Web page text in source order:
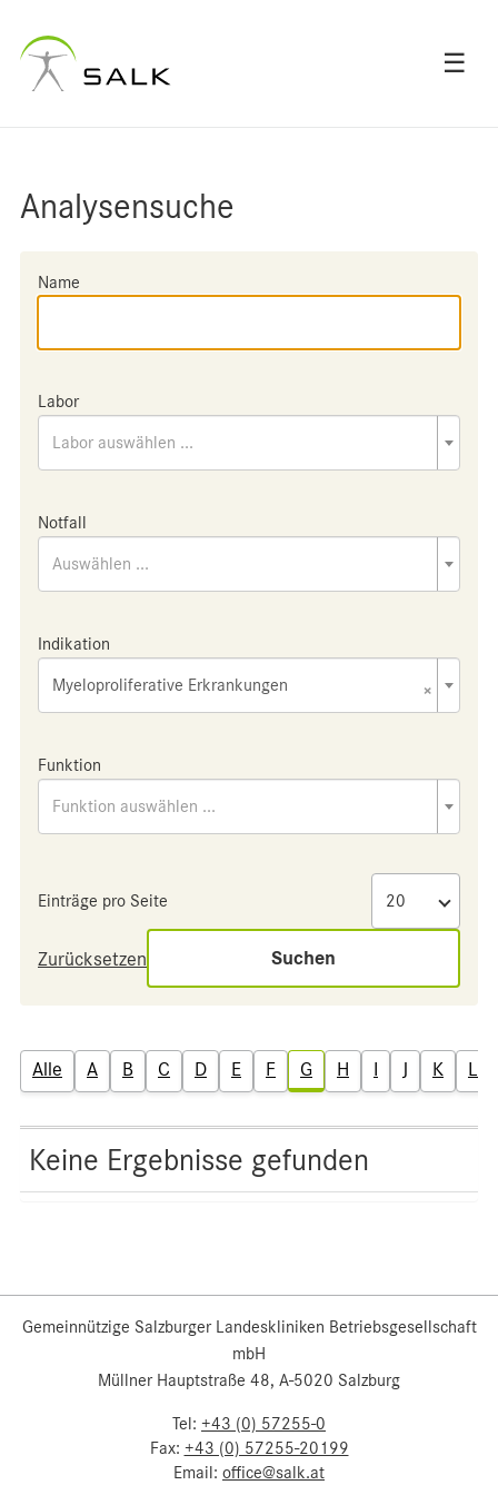
☰
Analysensuche
Name
Labor
Labor auswählen ...
Notfall
Auswählen ...
Indikation
×
Myeloproliferative Erkrankungen
Funktion
Funktion auswählen ...
Einträge pro Seite
Zurücksetzen Suchen
Alle A B C D E F G H I J K L
Keine Ergebnisse gefunden
Gemeinnützige Salzburger Landeskliniken Betriebsgesellschaft
mbH
Müllner Hauptstraße 48, A-5020 Salzburg
Tel: +43 (0) 57255-0
Fax: +43 (0) 57255-20199
Email: office@salk.at